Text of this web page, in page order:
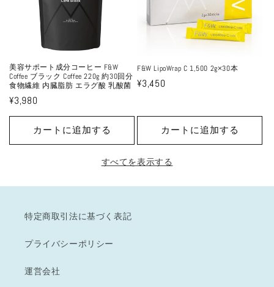
美容サポート成分コーヒー F&W
Coffee ブラック Coffee 220g 約30回分
食物繊維 内臓脂肪 エラグ酸 乳酸菌
通
常
格
¥3,980
カートに追加する
F&W LipoWrap C 1,500 2g×30本
通
¥3,450
カートに追加する
すべてを表示する
特定商取引法に基づく表記
プライバシーポリシー
運営会社